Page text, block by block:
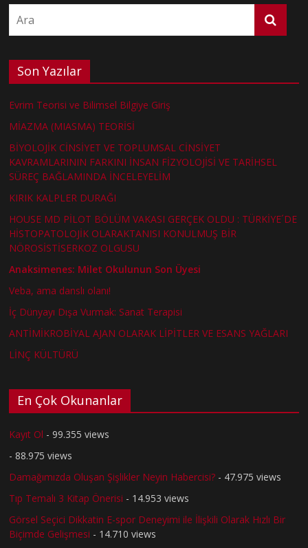
Son Yazılar
Evrim Teorisi ve Bilimsel Bilgiye Giriş
MİAZMA (MIASMA) TEORİSİ
BİYOLOJİK CİNSİYET VE TOPLUMSAL CİNSİYET
KAVRAMLARININ FARKINI İNSAN FİZYOLOJİSİ VE TARİHSEL
SÜREÇ BAĞLAMINDA İNCELEYELİM
KIRIK KALPLER DURAĞI
HOUSE MD PİLOT BÖLÜM VAKASI GERÇEK OLDU : TÜRKİYE´DE
HİSTOPATOLOJİK OLARAKTANISI KONULMUŞ BİR
NÖROSİSTİSERKOZ OLGUSU
Anaksimenes: Milet Okulunun Son Üyesi
Veba, ama danslı olanı!
İç Dünyayı Dışa Vurmak: Sanat Terapisi
ANTİMİKROBİYAL AJAN OLARAK LİPİTLER VE ESANS YAĞLARI
LİNÇ KÜLTÜRÜ
En Çok Okunanlar
Kayıt Ol - 99.355 views
- 88.975 views
Damağımızda Oluşan Şişlikler Neyin Habercisi? - 47.975 views
Tıp Temalı 3 Kitap Önerisi - 14.953 views
Görsel Seçici Dikkatin E-spor Deneyimi ile İlişkili Olarak Hızlı Bir
Biçimde Gelişmesi - 14.710 views